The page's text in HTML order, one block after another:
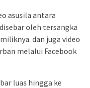
asusila antara
oleh tersangka
dan juga video
melalui Facebook
luas hingga ke